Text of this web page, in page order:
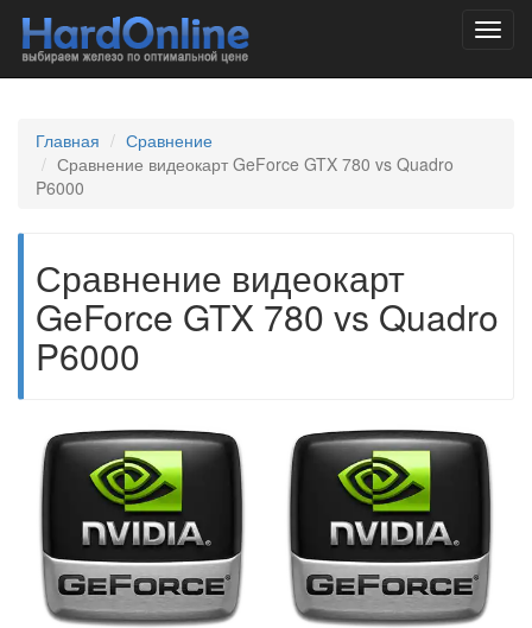
Главная
Сравнение
Сравнение видеокарт GeForce GTX 780 vs Quadro
P6000
Сравнение видеокарт
GeForce GTX 780 vs Quadro
P6000